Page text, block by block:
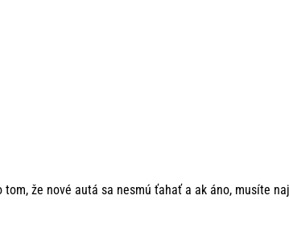
že nové autá sa nesmú ťahať a ak áno, musíte